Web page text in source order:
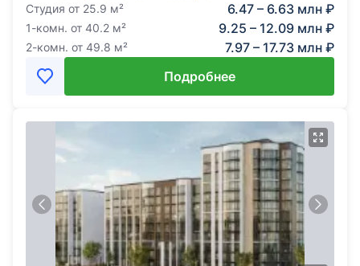
Студия от 25.9 м² 6.47 – 6.63 млн ₽
1-комн. от 40.2 м² 9.25 – 12.09 млн ₽
2-комн. от 49.8 м²
7.97 – 17.73 млн ₽
Подробнее